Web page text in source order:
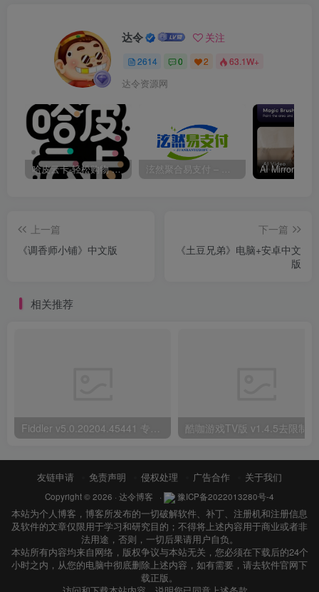
达令 关注
2614 0 2 63.1W+
达令资源网
哈皮云卡-轻松购物 即买即发 泫然聚合易支付 – 行业领先的免签约支付平台
上一篇
《调香师小铺》中文版
下一篇
《土豆兄弟》电脑+安卓中文
版
相关推荐
Fiddler v5.0.20204.45441 专业网络抓包工具吾爱破解专用版
友链申请 免责声明 侵权处理 广告合作 关于我们
Copyright © 2026 · 达令博客 · 豫ICP备2022013280号-4
本站为个人博客，博客所发布的一切破解软件、补丁、注册机和注册信息
及软件的文章仅限用于学习和研究目的；不得将上述内容用于商业或者非
法用途，否则，一切后果请用户自负。
本站所有内容均来自网络，版权争议与本站无关，您必须在下载后的24个
小时之内，从您的电脑中彻底删除上述内容，如有需要，请去软件官网下
载正版。